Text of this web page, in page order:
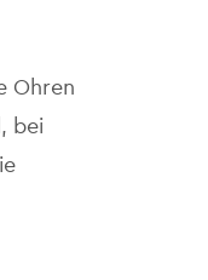
Ohren
bei